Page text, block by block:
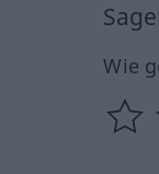
Wie